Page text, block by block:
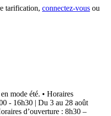
tarification, connectez-vous ou
mode été. • Horaires
- 16h30 | Du 3 au 28 août
d’ouverture : 8h30 –